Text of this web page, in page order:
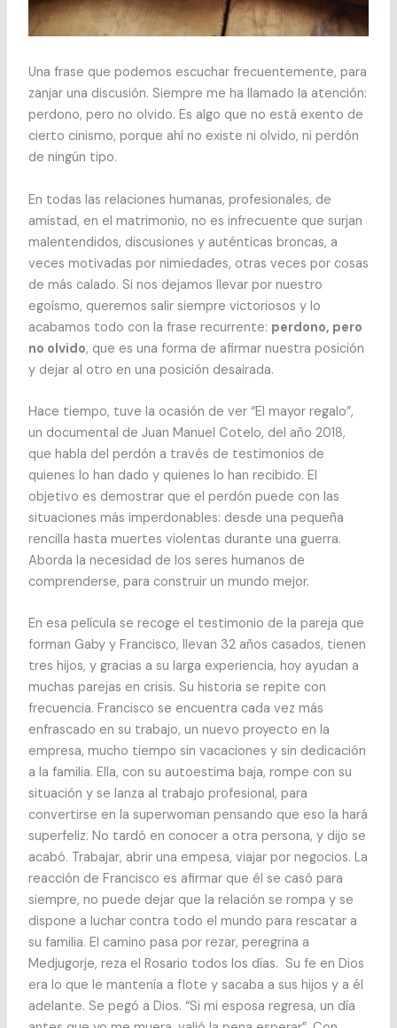
Una frase que podemos escuchar frecuentemente, para
zanjar una discusión. Siempre me ha llamado la atención:
perdono, pero no olvido. Es algo que no está exento de
cierto cinismo, porque ahí no existe ni olvido, ni perdón
de ningún tipo.
En todas las relaciones humanas, profesionales, de
amistad, en el matrimonio, no es infrecuente que surjan
malentendidos, discusiones y auténticas broncas, a
veces motivadas por nimiedades, otras veces por cosas
de más calado. Si nos dejamos llevar por nuestro
egoísmo, queremos salir siempre victoriosos y lo
acabamos todo con la frase recurrente: perdono, pero
no olvido, que es una forma de afirmar nuestra posición
y dejar al otro en una posición desairada.
Hace tiempo, tuve la ocasión de ver “El mayor regalo”,
un documental de Juan Manuel Cotelo, del año 2018,
que habla del perdón a través de testimonios de
quienes lo han dado y quienes lo han recibido. El
objetivo es demostrar que el perdón puede con las
situaciones más imperdonables: desde una pequeña
rencilla hasta muertes violentas durante una guerra.
Aborda la necesidad de los seres humanos de
comprenderse, para construir un mundo mejor.
En esa película se recoge el testimonio de la pareja que
forman Gaby y Francisco, llevan 32 años casados, tienen
tres hijos, y gracias a su larga experiencia, hoy ayudan a
muchas parejas en crisis. Su historia se repite con
frecuencia. Francisco se encuentra cada vez más
enfrascado en su trabajo, un nuevo proyecto en la
empresa, mucho tiempo sin vacaciones y sin dedicación
a la familia. Ella, con su autoestima baja, rompe con su
situación y se lanza al trabajo profesional, para
convertirse en la superwoman pensando que eso la hará
superfeliz. No tardó en conocer a otra persona, y dijo se
acabó. Trabajar, abrir una empesa, viajar por negocios. La
reacción de Francisco es afirmar que él se casó para
siempre, no puede dejar que la relación se rompa y se
dispone a luchar contra todo el mundo para rescatar a
su familia. El camino pasa por rezar, peregrina a
Medjugorje, reza el Rosario todos los días. Su fe en Dios
era lo que le mantenía a flote y sacaba a sus hijos y a él
adelante. Se pegó a Dios. “Si mi esposa regresa, un día